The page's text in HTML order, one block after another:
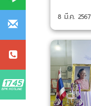
8 มี.ค. 2567